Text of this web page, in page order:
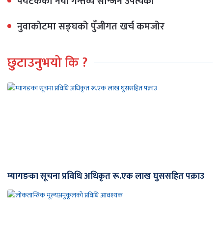
नुवाकोटमा सङ्घको पुँजीगत खर्च कमजोर
छुटाउनुभयो कि ?
म्यागङका सूचना प्रविधि अधिकृत रू.एक लाख घुससहित पक्राउ